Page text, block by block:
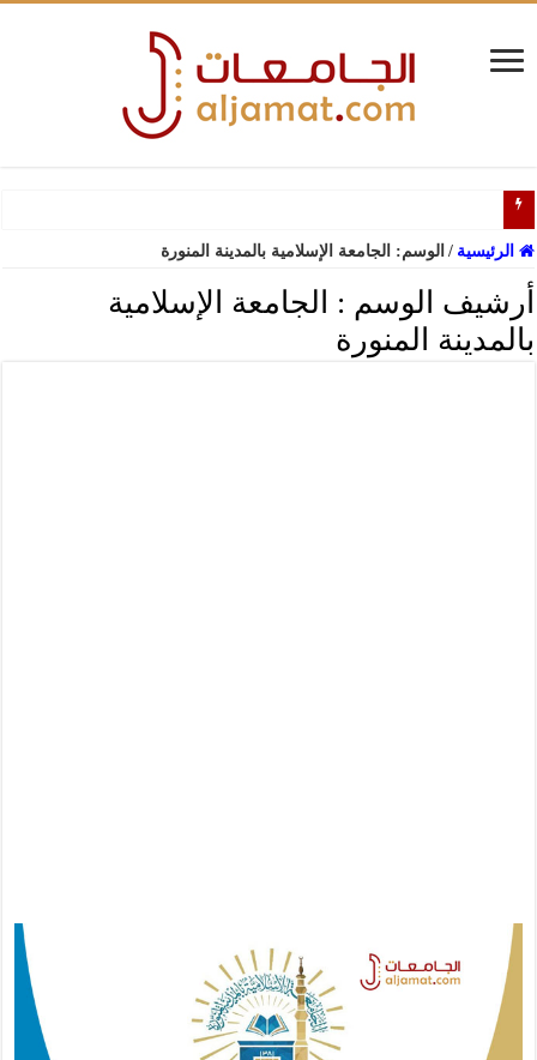
الرئيسية / الوسم: الجامعة الإسلامية بالمدينة المنورة
أرشيف الوسم :
الجامعة الإسلامية
بالمدينة المنورة